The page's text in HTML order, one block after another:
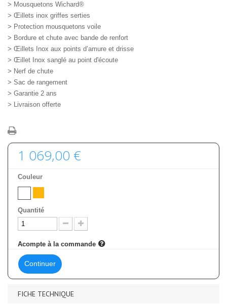
> Mousquetons Wichard®
> Œillets inox griffes serties
> Protection mousquetons voile
> Bordure et chute avec bande de renfort
> Œillets Inox aux points d’amure et drisse
> Œillet Inox sanglé au point d'écoute
> Nerf de chute
> Sac de rangement
> Garantie 2 ans
> Livraison offerte
1 069,00 €
Couleur
Quantité
Acompte à la commande
Continuer
FICHE TECHNIQUE